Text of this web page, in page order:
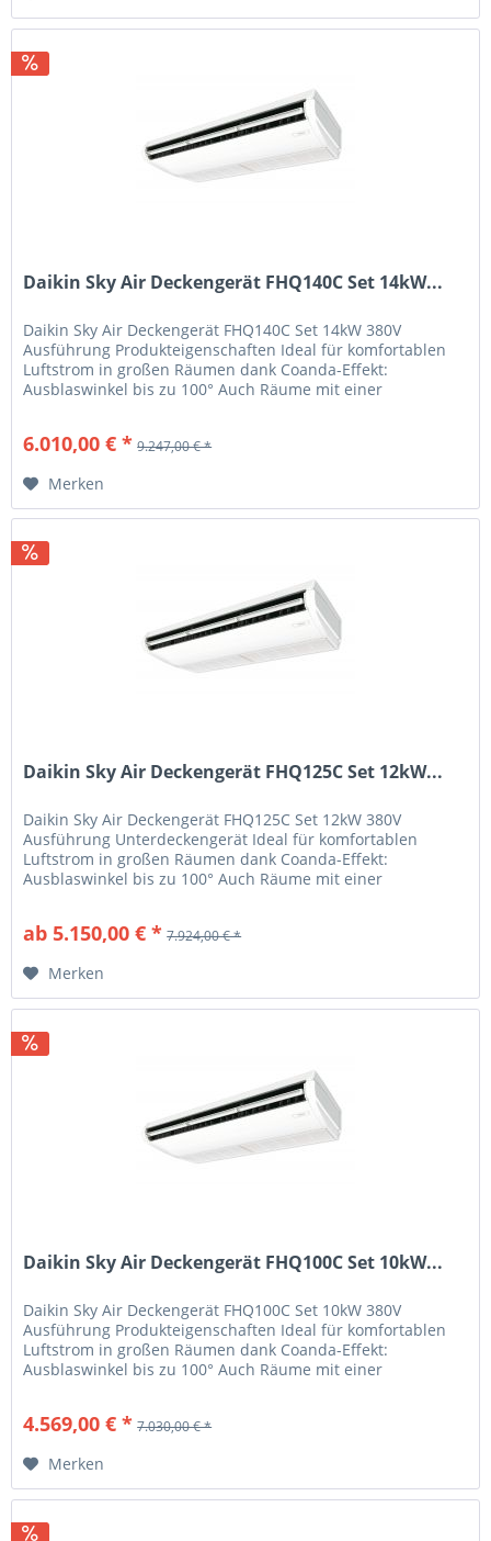
Daikin Sky Air Deckengerät FHQ140C Set 14kW...
Daikin Sky Air Deckengerät FHQ140C Set 14kW 380V
Ausführung Produkteigenschaften Ideal für komfortablen
Luftstrom in großen Räumen dank Coanda-Effekt:
Ausblaswinkel bis zu 100° Auch Räume mit einer
6.010,00 € * 9.247,00 € *
Merken
Daikin Sky Air Deckengerät FHQ125C Set 12kW...
Daikin Sky Air Deckengerät FHQ125C Set 12kW 380V
Ausführung Unterdeckengerät Ideal für komfortablen
Luftstrom in großen Räumen dank Coanda-Effekt:
Ausblaswinkel bis zu 100° Auch Räume mit einer
ab 5.150,00 € * 7.924,00 € *
Merken
Daikin Sky Air Deckengerät FHQ100C Set 10kW...
Daikin Sky Air Deckengerät FHQ100C Set 10kW 380V
Ausführung Produkteigenschaften Ideal für komfortablen
Luftstrom in großen Räumen dank Coanda-Effekt:
Ausblaswinkel bis zu 100° Auch Räume mit einer
4.569,00 € * 7.030,00 € *
Merken